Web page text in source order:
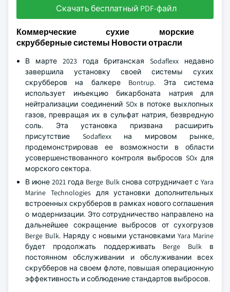
Скачать бесплатный PDF-файл
Коммерческие сухие морские
скрубберные системы Новости отрасли
В марте 2023 года британская Sodaflexx недавно
завершила установку своей системы сухих
скрубберов на балкере Bontrup. Эта система
использует инъекцию бикарбоната натрия для
нейтрализации соединений SOx в потоке выхлопных
газов, превращая их в сульфат натрия, безвредную
соль. Эта установка призвана расширить
присутствие Sodaflexx на мировом рынке,
продемонстрировав ее возможности в области
усовершенствованного контроля выбросов SOx для
морского сектора.
В июне 2021 года Berge Bulk снова сотрудничает с Yara
Marine Technologies для установки дополнительных
встроенных скрубберов в рамках нового соглашения
о модернизации. Это сотрудничество направлено на
дальнейшее сокращение выбросов от сухогрузов
Berge Bulk. Наряду с новыми установками Yara Marine
будет продолжать поддерживать Berge Bulk в
постоянном обслуживании и обслуживании всех
скрубберов на своем флоте, повышая операционную
эффективность и соблюдение стандартов выбросов.